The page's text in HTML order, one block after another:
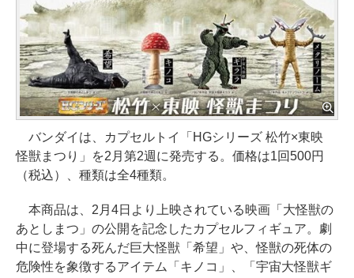
バンダイは、カプセルトイ「HGシリーズ 松竹×東映
怪獣まつり」を2月第2週に発売する。価格は1回500円
（税込）、種類は全4種類。
本商品は、2月4日より上映されている映画「大怪獣の
あとしまつ」の公開を記念したカプセルフィギュア。劇
中に登場する死んだ巨大怪獣「希望」や、怪獣の死体の
危険性を象徴するアイテム「キノコ」、「宇宙大怪獣ギ